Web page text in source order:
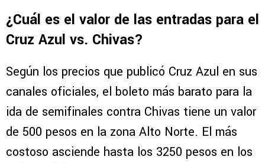
¿Cuál es el valor de las entradas para el
Cruz Azul vs. Chivas?
Según los precios que publicó Cruz Azul en sus
canales oficiales, el boleto más barato para la
ida de semifinales contra Chivas tiene un valor
de 500 pesos en la zona Alto Norte. El más
costoso asciende hasta los 3250 pesos en los